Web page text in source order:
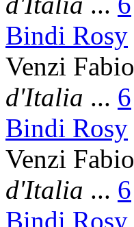
Bindi Rosy
Venzi Fabio
d'Italia ... 6
Bindi Rosy
Venzi Fabio
d'Italia ... 6
Bindi Rosy